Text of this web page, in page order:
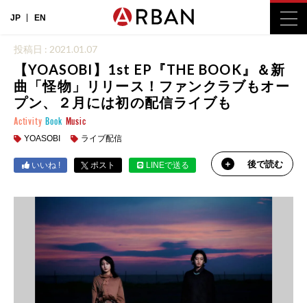
JP EN
投稿日 : 2021.01.07
【YOASOBI】1st EP『THE BOOK』＆新
曲「怪物」リリース！ファンクラブもオー
プン、２月には初の配信ライブも
Activity Book Music
YOASOBI ライブ配信
いいね ! ポスト LINEで送る 後で読む